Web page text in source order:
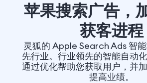
苹果搜索广告，
获客进程
灵狐的 Apple Search Ads 智
先行业。行业领先的智能自动
通过优化帮助您获取用户，并
提高业绩。